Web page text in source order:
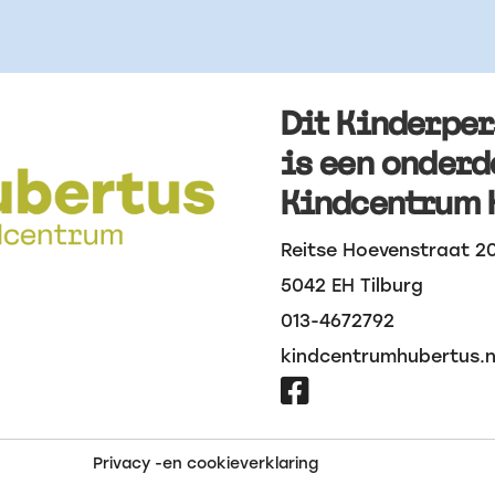
Dit
is een
Kindcentrum
Reitse Hoevenstraat
5042 EH Tilburg
013-4672792

Privacy -en cookieverklaring